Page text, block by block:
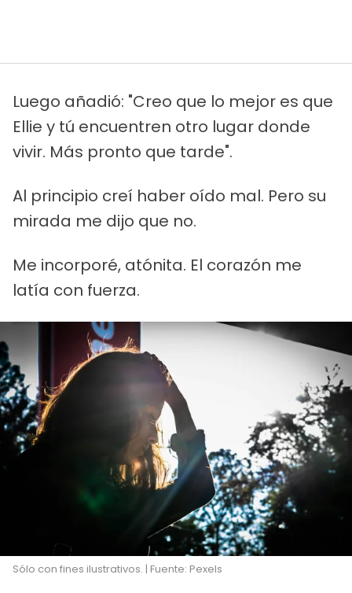
Luego añadió: "Creo que lo mejor es que
Ellie y tú encuentren otro lugar donde
vivir. Más pronto que tarde".
Al principio creí haber oído mal. Pero su
mirada me dijo que no.
Me incorporé, atónita. El corazón me
latía con fuerza.
Sólo con fines ilustrativos. | Fuente: Pexels